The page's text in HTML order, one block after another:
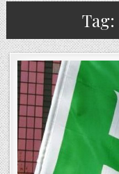
Tag: